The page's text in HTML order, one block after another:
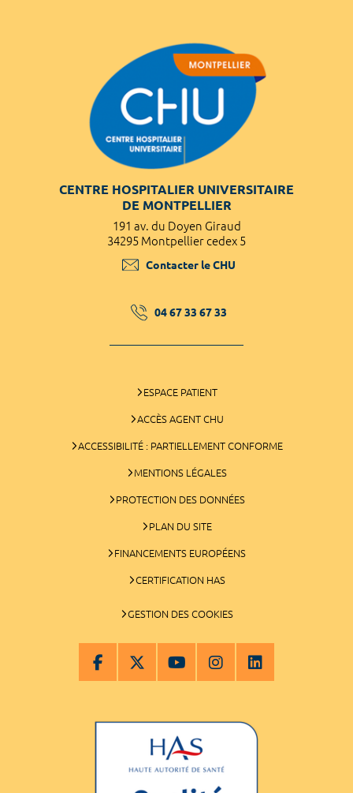
CENTRE HOSPITALIER UNIVERSITAIRE
DE MONTPELLIER
191 av. du Doyen Giraud
34295 Montpellier cedex 5
Contacter le CHU
04 67 33 67 33
ESPACE PATIENT
ACCÈS AGENT CHU
ACCESSIBILITÉ : PARTIELLEMENT CONFORME
MENTIONS LÉGALES
PROTECTION DES DONNÉES
PLAN DU SITE
FINANCEMENTS EUROPÉENS
CERTIFICATION HAS
GESTION DES COOKIES